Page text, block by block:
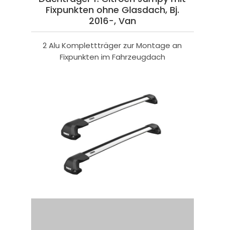
Fixpunkten ohne Glasdach, Bj.
2016-, Van
2 Alu Komplettträger zur Montage an
Fixpunkten im Fahrzeugdach